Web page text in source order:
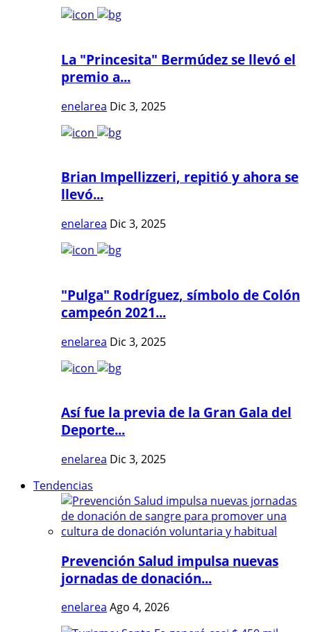
La "Princesita" Bermúdez se llevó el
premio a...
enelarea Dic 3, 2025
Brian Impellizzeri, repitió y ahora se
llevó...
enelarea Dic 3, 2025
"Pulga" Rodríguez, símbolo de Colón
campeón 2021...
enelarea Dic 3, 2025
Así fue la previa de la Gran Gala del
Deporte...
enelarea Dic 3, 2025
Tendencias
Prevención Salud impulsa nuevas
jornadas de donación...
enelarea Ago 4, 2026